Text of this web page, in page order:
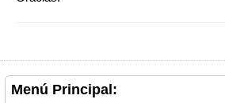
Menú Principal: